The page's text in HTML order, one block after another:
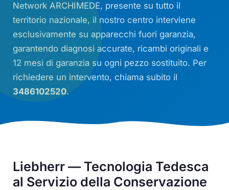
Network ARCHIMEDE, presente su tutto il
territorio nazionale, il nostro centro interviene
esclusivamente su apparecchi fuori garanzia,
garantendo diagnosi accurate, ricambi originali e
12 mesi di garanzia su ogni pezzo sostituito. Per
richiedere un intervento, chiama subito il
3486102520.
Liebherr — Tecnologia Tedesca
al Servizio della Conservazione